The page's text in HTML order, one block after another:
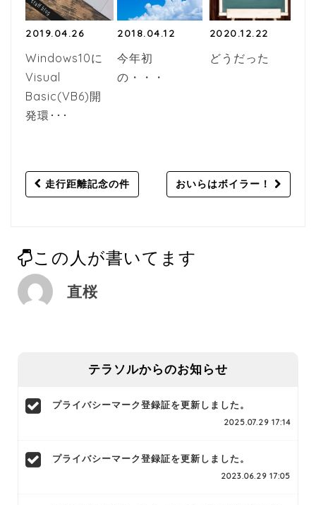
2019.04.26
Windows10に
Visual
Basic(VB6)開
発環･･･
2018.04.12
今年初
の・・・
2020.12.22
どうだった
Post
navigation
走行距離記念の件 おいらはボイラー！
この人が書いてます
直桜
テラソルからのお知らせ
プライバシーマーク登録証を更新しました。
2025.07.29 17:14
プライバシーマーク登録証を更新しました。
2023.06.29 17:05